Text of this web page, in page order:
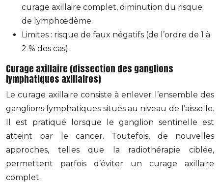
curage axillaire complet, diminution du risque
de lymphœdème.
Limites : risque de faux négatifs (de l’ordre de 1 à
2 % des cas).
Curage axillaire (dissection des ganglions
lymphatiques axillaires)
Le curage axillaire consiste à enlever l’ensemble des
ganglions lymphatiques situés au niveau de l’aisselle.
Il est pratiqué lorsque le ganglion sentinelle est
atteint par le cancer. Toutefois, de nouvelles
approches, telles que la radiothérapie ciblée,
permettent parfois d’éviter un curage axillaire
complet.